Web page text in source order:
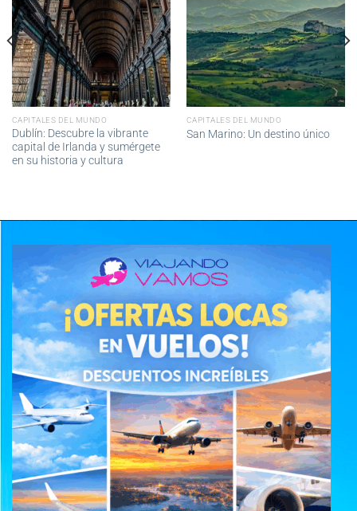
CAPITALES DEL MUNDO
Dublín: Descubre la vibrante
capital de Irlanda y sumérgete
en su historia y cultura
CAPITALES DEL MUNDO
San Marino: Un destino único